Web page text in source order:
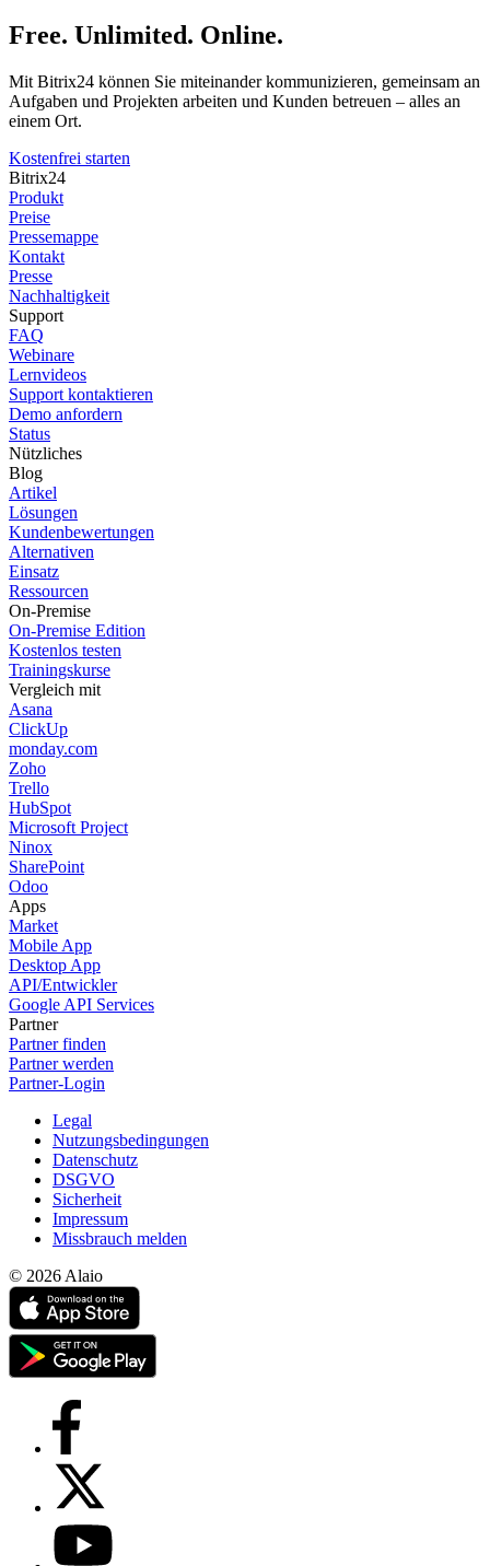
Free. Unlimited. Online.
Mit Bitrix24 können Sie miteinander kommunizieren, gemeinsam an
Aufgaben und Projekten arbeiten und Kunden betreuen – alles an
einem Ort.
Kostenfrei starten
Bitrix24
Produkt
Preise
Pressemappe
Kontakt
Presse
Nachhaltigkeit
Support
FAQ
Webinare
Lernvideos
Support kontaktieren
Demo anfordern
Status
Nützliches
Blog
Artikel
Lösungen
Kundenbewertungen
Alternativen
Einsatz
Ressourcen
On-Premise
On-Premise Edition
Kostenlos testen
Trainingskurse
Vergleich mit
Asana
ClickUp
monday.com
Zoho
Trello
HubSpot
Microsoft Project
Ninox
SharePoint
Odoo
Apps
Market
Mobile App
Desktop App
API/Entwickler
Google API Services
Partner
Partner finden
Partner werden
Partner-Login
Legal
Nutzungsbedingungen
Datenschutz
DSGVO
Sicherheit
Impressum
Missbrauch melden
© 2026 Alaio